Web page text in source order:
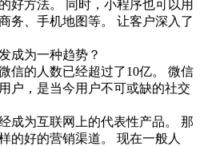
好方法。 同时，小程序也可以用
务、手机地图等。 让客户深入了
成为一种趋势？
信的人数已经超过了10亿。 微信
户，是当今用户不可或缺的社交
成为互联网上的代表性产品。 那
的好的营销渠道。 现在一般人